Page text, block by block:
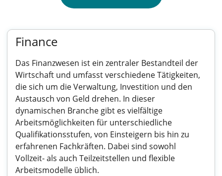
Finance
Das Finanzwesen ist ein zentraler Bestandteil der
Wirtschaft und umfasst verschiedene Tätigkeiten,
die sich um die Verwaltung, Investition und den
Austausch von Geld drehen. In dieser
dynamischen Branche gibt es vielfältige
Arbeitsmöglichkeiten für unterschiedliche
Qualifikationsstufen, von Einsteigern bis hin zu
erfahrenen Fachkräften. Dabei sind sowohl
Vollzeit- als auch Teilzeitstellen und flexible
Arbeitsmodelle üblich.